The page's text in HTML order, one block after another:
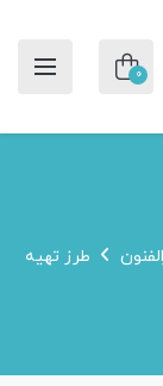
0
طرز تهیه